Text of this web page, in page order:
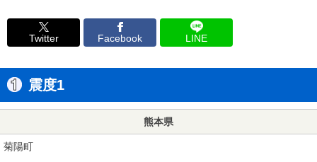
Twitter Facebook LINE
震度1
熊本県
菊陽町